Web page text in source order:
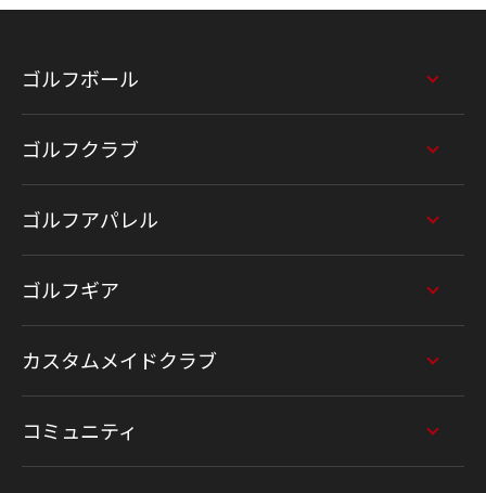
ゴルフボール
ゴルフクラブ
ゴルフアパレル
ゴルフギア
カスタムメイドクラブ
コミュニティ